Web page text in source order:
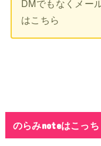
DMでもなくメー
はこちら
のらみnoteはこっち